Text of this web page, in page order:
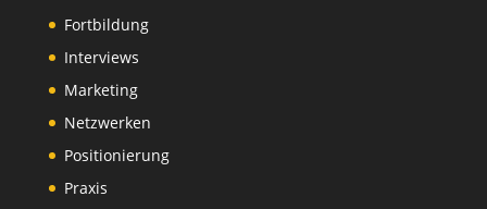
Fortbildung
Interviews
Marketing
Netzwerken
Positionierung
Praxis